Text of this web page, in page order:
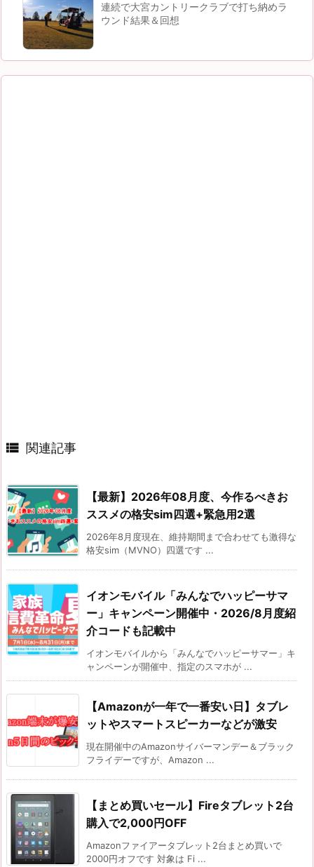
連続で大宮カントリークラブで打ち納めラ
ウンド結果＆回想
 関連記事
【最新】2026年08月度、今作るべきお
ススメの格安sim四選+緊急用2選
2026年8月度現在、維持期間まで合わせても激得な
格安sim（MVNO）四選です ...
イオンモバイル「みんなでハッピーサマ
ー」キャンペーン開催中・2026/8月度紹
介コードも記載中
イオンモバイルから「みんなでハッピーサマー」キ
ャンペーンが開催中、指定のスマホが ...
【Amazonが一年で一番安い日】タブレ
ットやスマートスピーカーなどが激安
現在開催中のAmazonサイバーマンデー＆ブラック
フライデーですが、Amazon ...
【まとめ買いセール】Fireタブレット2台
購入で2,000円OFF
Amazonファイアータブレット2台まとめ買いで
2000円オフです 対象は Fi ...